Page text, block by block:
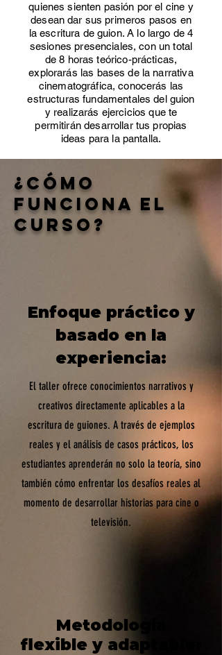
quienes sienten pasión por el cine y
desean dar sus primeros pasos en
la escritura de guion. A lo largo de 4
sesiones presenciales, con un total
de 8 horas teórico-prácticas,
explorarás las bases de la narrativa
cinematográfica, conocerás las
estructuras fundamentales del guion
y realizarás ejercicios que te
permitirán desarrollar tus propias
ideas para la pantalla.
¿Cómo
funciona el
curso?
Enfoque práctico y
basado en la
experiencia:
El taller ofrece conocimientos narrativos y
creativos directamente aplicables a la
escritura de guiones. A través de ejemplos
reales y el análisis de casos prácticos, los
estudiantes aprenderán no solo la teoría, sino
también cómo enfrentar los desafíos reales al
momento de desarrollar historias para cine o
televisión.
Metodología
flexible y adaptable: